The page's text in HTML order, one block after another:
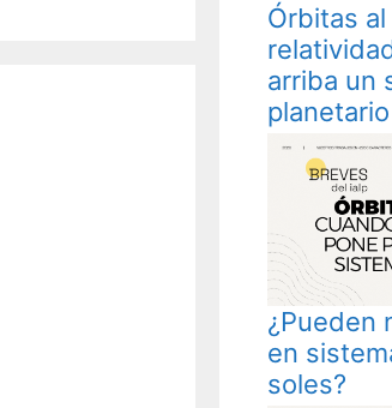
Órbitas
arriba un
planetario
¿Pueden
en
soles?